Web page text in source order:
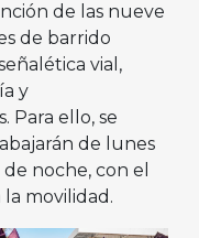
de las nueve
de barrido
vial,
y
Para ello, se
de lunes
noche, con el
movilidad.